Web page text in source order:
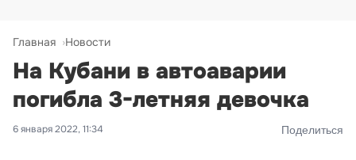
Главная Новости
На Кубани в автоаварии
погибла 3-летняя девочка
6 января 2022, 11:34 Поделиться